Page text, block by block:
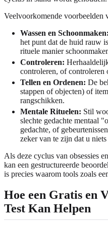
Veelvoorkomende voorbeelden
Wassen en Schoonmaken:
het punt dat de huid rauw
rituele manier
Controleren:
controleren, of controleren
Tellen en Ordenen: De
stappen of objecten) of
rangschikken.
Mentale Rituelen: Stil
slechte gedachte mentaal
gedachte, of
zeker van te zijn dat u
Als deze cyclus van obsessies
kan een gestructureerde
is precies waarom tools zoals
Hoe een Gratis en
Test Kan Helpen